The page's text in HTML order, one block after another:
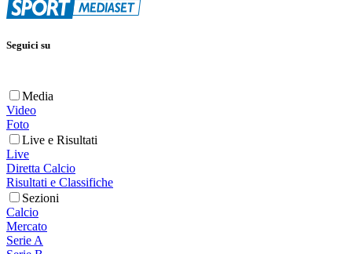
Seguici su
Media
Video
Foto
Live e Risultati
Live
Diretta Calcio
Risultati e Classifiche
Sezioni
Calcio
Mercato
Serie A